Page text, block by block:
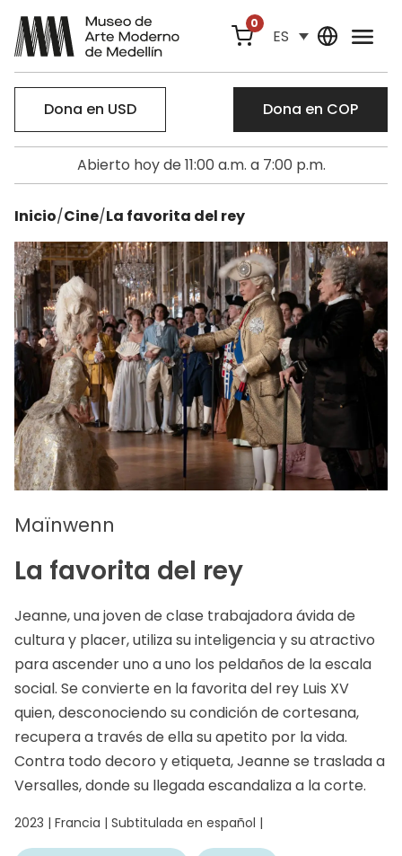
0
ES
Dona en USD Dona en COP
Abierto hoy de 11:00 a.m. a 7:00 p.m.
Inicio/Cine/La favorita del rey
Maïnwenn
La favorita del rey
Jeanne, una joven de clase trabajadora ávida de
cultura y placer, utiliza su inteligencia y su atractivo
para ascender uno a uno los peldaños de la escala
social. Se convierte en la favorita del rey Luis XV
quien, desconociendo su condición de cortesana,
recupera a través de ella su apetito por la vida.
Contra todo decoro y etiqueta, Jeanne se traslada a
Versalles, donde su llegada escandaliza a la corte.
2023 | Francia | Subtitulada en español |